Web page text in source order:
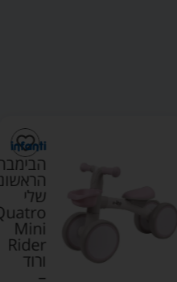
הראשונה
שלי
Mini
Rider